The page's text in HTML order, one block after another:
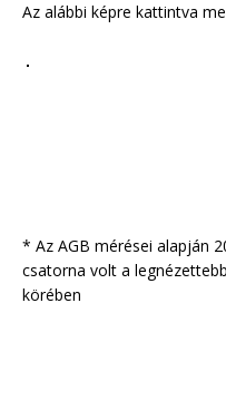
Az alábbi képre kattintva
* Az AGB mérései alapján
csatorna volt a
körében